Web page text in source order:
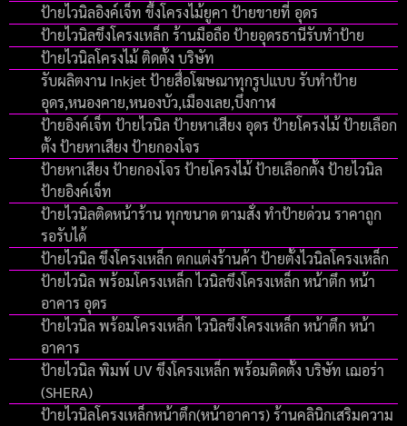
ป้ายไวนิลอิงค์เจ็ท ขึ้งโครงไม้ยูคา ป้ายขายที่ อุดร
ป้ายไวนิลขึงโครงเหล็ก ร้านมือถือ ป้ายอุดรธานีรับทำป้าย
ป้ายไวนิลโครงไม้ ติดตั้ง บริษัท
รับผลิตงาน Inkjet ป้ายสื่อโฆษณาทุกรูปแบบ รับทำป้าย
อุดร,หนองคาย,หนองบัว,เมืองเลย,บึงกาฬ
ป้ายอิงค์เจ็ท ป้ายไวนิล ป้ายหาเสียง อุดร ป้ายโครงไม้ ป้ายเลือก
ตั้ง ป้ายหาเสียง ป้ายกองโจร
ป้ายหาเสียง ป้ายกองโจร ป้ายโครงไม้ ป้ายเลือกตั้ง ป้ายไวนิล
ป้ายอิงค์เจ็ท
ป้ายไวนิลติดหน้าร้าน ทุกขนาด ตามสั่ง ทำป้ายด่วน ราคาถูก
รอรับได้
ป้ายไวนิล ขึงโครงเหล็ก ตกแต่งร้านค้า ป้ายตั้งไวนิลโครงเหล็ก
ป้ายไวนิล พร้อมโครงเหล็ก ไวนิลขึงโครงเหล็ก หน้าตึก หน้า
อาคาร อุดร
ป้ายไวนิล พร้อมโครงเหล็ก ไวนิลขึงโครงเหล็ก หน้าตึก หน้า
อาคาร
ป้ายไวนิล พิมพ์ UV ขึงโครงเหล็ก พร้อมติดตั้ง บริษัท เฌอร่า
(SHERA)
ป้ายไวนิลโครงเหล็กหน้าตึก(หน้าอาคาร) ร้านคลินิกเสริมความ